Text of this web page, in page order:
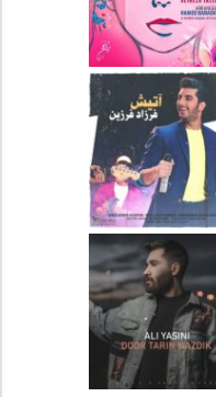
دانلود آهنگ جدید علی
لهراسبی بنام صورت
دانلود آهنگ جدید فرزاد
فرزین بنام آتیش